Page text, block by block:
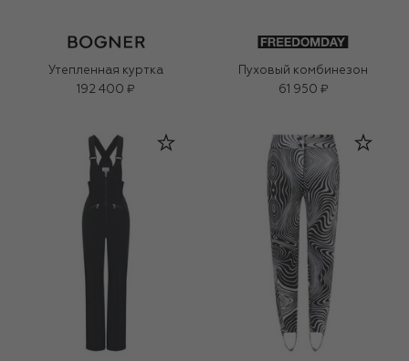
Утепленная куртка
192 400 ₽
Пуховый комбинезон
61 950 ₽